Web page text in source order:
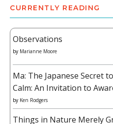
CURRENTLY READING
Observations
by Marianne Moore
Ma: The Japanese Secret
Calm: An Invitation to
by Ken Rodgers
Things in Nature Merely